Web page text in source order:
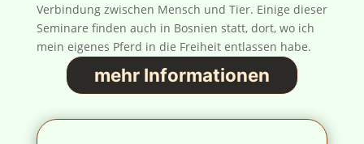
Verbindung zwischen Mensch und Tier. Einige dieser
Seminare finden auch in Bosnien statt, dort, wo ich
mein eigenes Pferd in die Freiheit entlassen habe.
mehr Informationen